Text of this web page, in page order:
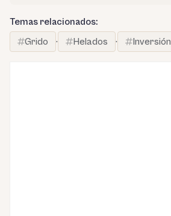
Temas relacionados:
Grido
· Helados · Inversión